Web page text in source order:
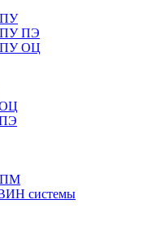
ПЭ
ОЦ
системы